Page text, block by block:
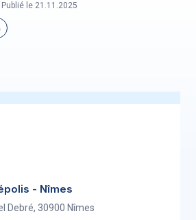
le 21.11.2025
- Nîmes
Debré, 30900 Nîmes